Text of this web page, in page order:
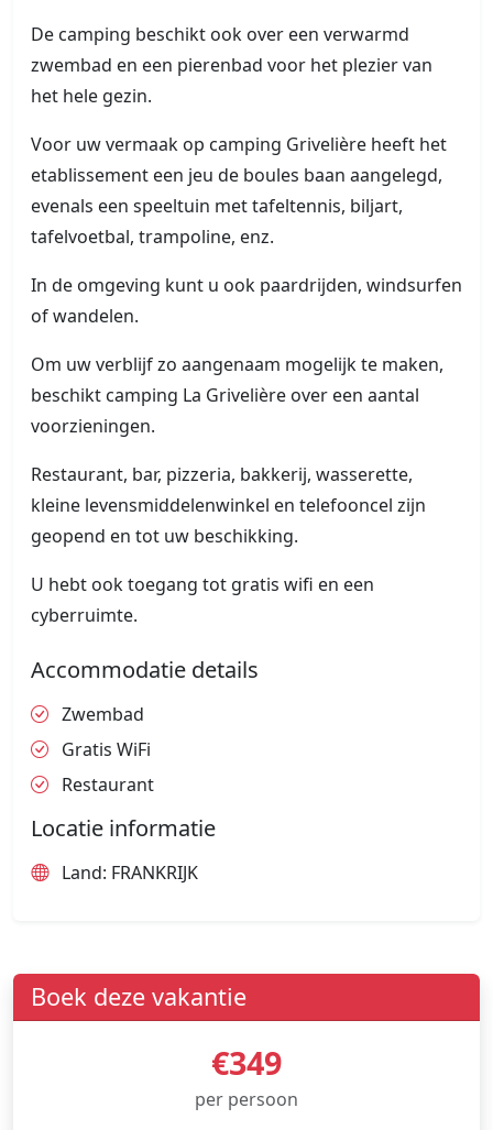
De camping beschikt ook over een verwarmd
zwembad en een pierenbad voor het plezier van
het hele gezin.
Voor uw vermaak op camping Grivelière heeft het
etablissement een jeu de boules baan aangelegd,
evenals een speeltuin met tafeltennis, biljart,
tafelvoetbal, trampoline, enz.
In de omgeving kunt u ook paardrijden, windsurfen
of wandelen.
Om uw verblijf zo aangenaam mogelijk te maken,
beschikt camping La Grivelière over een aantal
voorzieningen.
Restaurant, bar, pizzeria, bakkerij, wasserette,
kleine levensmiddelenwinkel en telefooncel zijn
geopend en tot uw beschikking.
U hebt ook toegang tot gratis wifi en een
cyberruimte.
Accommodatie details
Zwembad
Gratis WiFi
Restaurant
Locatie informatie
Land: FRANKRIJK
Boek deze vakantie
€349
per persoon